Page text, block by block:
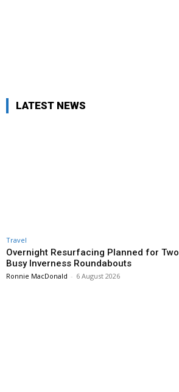
LATEST NEWS
Travel
Overnight Resurfacing Planned for Two
Busy Inverness Roundabouts
Ronnie MacDonald - 6 August 2026